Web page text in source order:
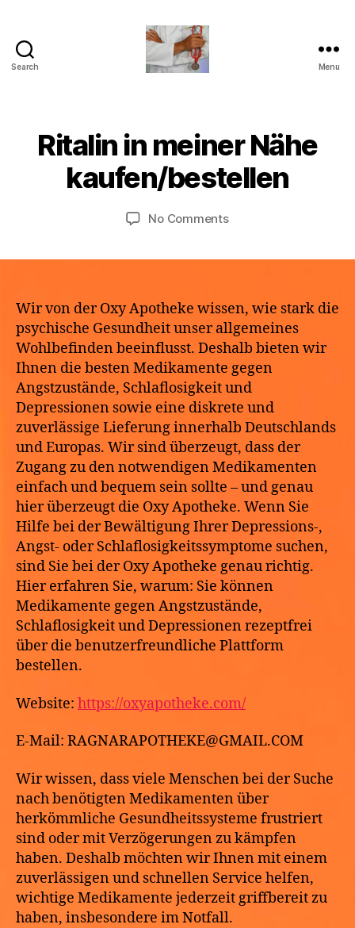
Search Menu
Categories
I
Ritalin in meiner Nähe
kaufen/bestellen
y
p
t
M
a
y
2
2
2
No Commentson
kaufen/bestellen
Wir von der Oxy Apotheke wissen, wie stark die
psychische Gesundheit unser allgemeines
Wohlbefinden beeinflusst. Deshalb bieten wir
Ihnen die besten Medikamente gegen
Angstzustände, Schlaflosigkeit und
Depressionen sowie eine diskrete und
zuverlässige Lieferung innerhalb Deutschlands
und Europas. Wir sind überzeugt, dass der
Zugang zu den notwendigen Medikamenten
einfach und bequem sein sollte – und genau
hier überzeugt die Oxy Apotheke. Wenn Sie
Hilfe bei der Bewältigung Ihrer Depressions-,
Angst- oder Schlaflosigkeitssymptome suchen,
sind Sie bei der Oxy Apotheke genau richtig.
Hier erfahren Sie, warum: Sie können
Medikamente gegen Angstzustände,
Schlaflosigkeit und Depressionen rezeptfrei
über die benutzerfreundliche Plattform
bestellen.
Website: https://oxyapotheke.com/
E-Mail: RAGNARAPOTHEKE@GMAIL.COM
Wir wissen, dass viele Menschen bei der Suche
nach benötigten Medikamenten über
herkömmliche Gesundheitssysteme frustriert
sind oder mit Verzögerungen zu kämpfen
haben. Deshalb möchten wir Ihnen mit einem
zuverlässigen und schnellen Service helfen,
wichtige Medikamente jederzeit griffbereit zu
haben, insbesondere im Notfall.